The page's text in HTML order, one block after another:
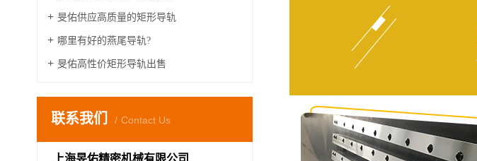
旻佑供应高质量的矩形导轨
哪里有好的燕尾导轨?
旻佑高性价矩形导轨出售
联系我们 Contact Us
上海旻佑精密机械有限公司